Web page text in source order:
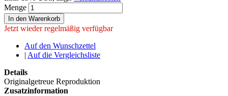
Menge
In den Warenkorb
Jetzt wieder regelmäßig verfügbar
Auf den Wunschzettel
| Auf die Vergleichsliste
Details
Originalgetreue Reproduktion
Zusatzinformation